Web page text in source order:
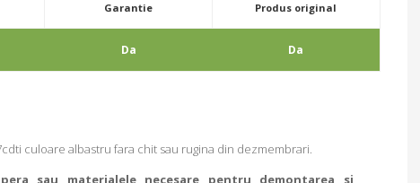
Garantie
Da
Produs original
Da
culoare albastru fara chit sau rugina din dezmembrari.
sau materialele necesare pentru demontarea si